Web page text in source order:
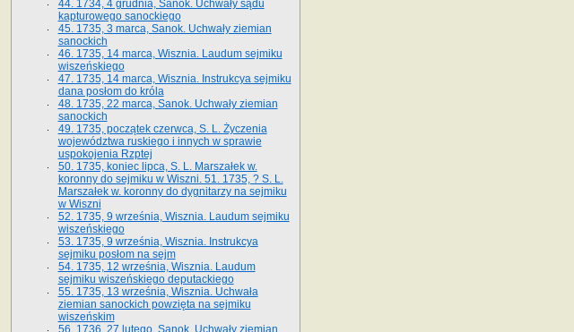
44. 1734, 4 grudnia, Sanok. Uchwały sądu
kapturowego sanockiego
45. 1735, 3 marca, Sanok. Uchwały ziemian
sanockich
46. 1735, 14 marca, Wisznia. Laudum sejmiku
wiszeńskiego
47. 1735, 14 marca, Wisznia. Instrukcya sejmiku
dana posłom do króla
48. 1735, 22 marca, Sanok. Uchwały ziemian
sanockich
49. 1735, początek czerwca, S. L. Życzenia
województwa ruskiego i innych w sprawie
uspokojenia Rzptej
50. 1735, koniec lipca, S. L. Marszałek w.
koronny do sejmiku w Wiszni. 51. 1735, ? S. L.
Marszałek w. koronny do dygnitarzy na sejmiku
w Wiszni
52. 1735, 9 września, Wisznia. Laudum sejmiku
wiszeńskiego
53. 1735, 9 września, Wisznia. Instrukcya
sejmiku posłom na sejm
54. 1735, 12 września, Wisznia. Laudum
sejmiku wiszeńskiego deputackiego
55. 1735, 13 września, Wisznia. Uchwała
ziemian sanockich powzięta na sejmiku
wiszeńskim
56. 1736, 27 lutego, Sanok. Uchwały ziemian